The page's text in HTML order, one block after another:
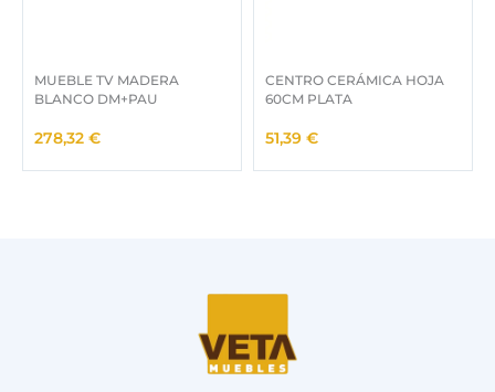
MUEBLE TV MADERA
BLANCO DM+PAU
278,32 €
CENTRO CERÁMICA HOJA
60CM PLATA
51,39 €